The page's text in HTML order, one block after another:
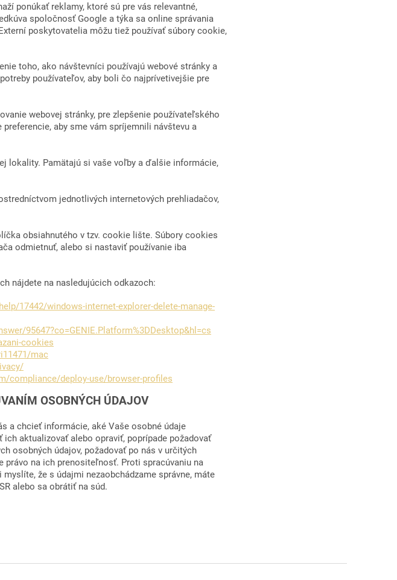
ponúkať reklamy, ktoré sú pre vás relevantné,
spoločnosť Google a týka sa online správania
poskytovatelia môžu tiež používať súbory cookie,
toho, ako návštevníci používajú webové stránky a
používateľov, aby boli čo najprívetivejšie pre
webovej stránky, pre zlepšenie používateľského
aby sme vám spríjemnili návštevu a
lokality. Pamätajú si vaše voľby a ďalšie informácie,
jednotlivých internetových prehliadačov,
obsiahnutého v tzv. cookie lište. Súbory cookies
odmietnuť, alebo si nastaviť používanie iba
nájdete na nasledujúcich odkazoch:
17442/windows-internet-explorer-delete-manage-
95647?co=GENIE.Platform%3DDesktop&hl=cs
cookies
mac
compliance/deploy-use/browser-profiles
OSOBNÝCH ÚDAJOV
a chcieť informácie, aké Vaše osobné údaje
aktualizovať alebo opraviť, poprípade požadovať
osobných údajov, požadovať po nás v určitých
právo na ich prenositeľnosť. Proti spracúvaniu na
že s údajmi nezaobchádzame správne, máte
alebo sa obrátiť na súd.